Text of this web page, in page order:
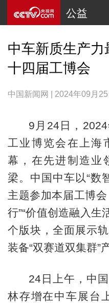
公益
中车新质生产
十四届工博会
中国新闻网 | 2024年09月
9月24日，
工业博览会在上海
幕，在先进制造业
梁。中国中车以“数
主题参加本届工博
行”“价值创造融入生
个版块，全面展示
装备“双赛道双集群”
24日上午，中
林存增在中车展台